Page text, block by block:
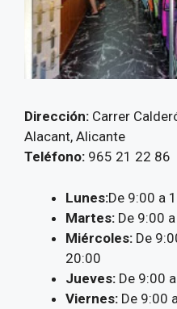
Dirección: Carrer
Alacant, Alicante
Teléfono: 965 21 22 86
Lunes:De 9:00 a
Martes: De 9:00
Miércoles: De
20:00
Jueves: De 9:00
Viernes: De 9:00